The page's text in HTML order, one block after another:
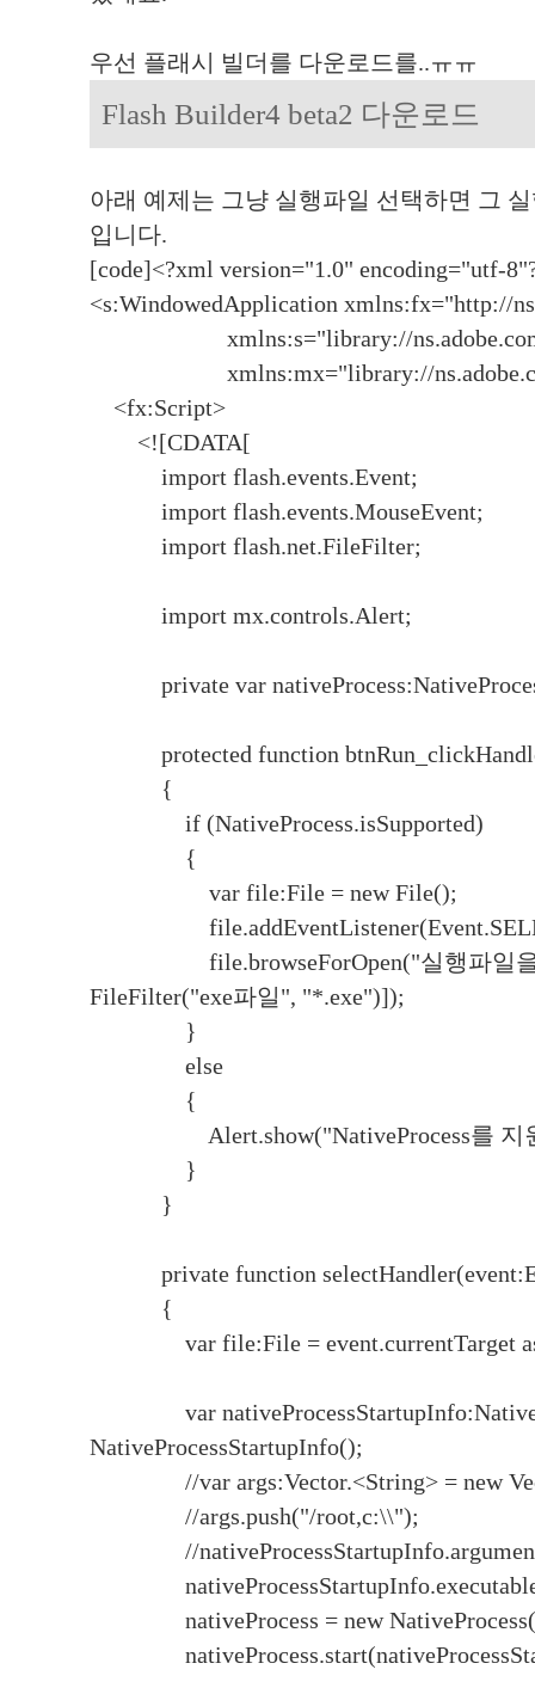
우선 플래시 빌더를 다운로드를..ㅠㅠ
Flash Builder4 beta2 다운로드
아래 예제는 그냥 실행파일 선택하면 그
입니다.
[code]<?xml version="1.0" encoding="utf-
<s:WindowedApplication xmlns:fx="http://
xmlns:s="library://ns.adobe.com/
xmlns:mx="library://
<fx:Script>
<![CDATA[
import flash.events.Event;
import flash.events.MouseEvent;
import flash.net.FileFilter;
import mx.controls.Alert;
private var
protected function
{
if (NativeProcess.isSupported)
{
var file:File = new File();
file.browseForOpen("실행파일을
FileFilter("exe파일", "*.exe")]);
}
else
{
Alert.show("NativeProcess
}
}
private function
{
var file:File = event.currentTarget
var
NativeProcessStartupInfo();
//var args:Vector.<String> = new
//args.push("/root,c:\\");
//
nativeProcess = new